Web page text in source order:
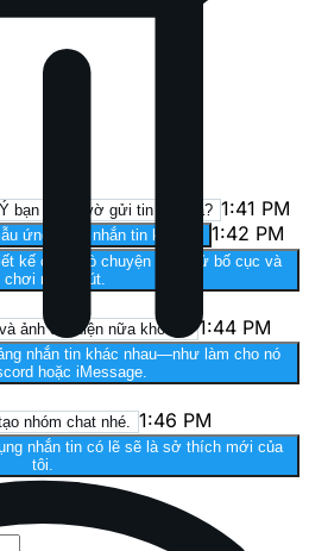
bạn là giả vờ gửi tin nhắn à? 1:41 PM
ứng dụng nhắn tin không? 1:42 PM
kế cuộc trò chuyện giả, thử bố cục và
chơi một chút.
ảnh đại diện nữa không? 1:44 PM
nhắn tin khác nhau—như làm cho nó
hoặc iMessage.
nhóm chat nhé. 1:46 PM
nhắn tin có lẽ sẽ là sở thích mới của
tôi.